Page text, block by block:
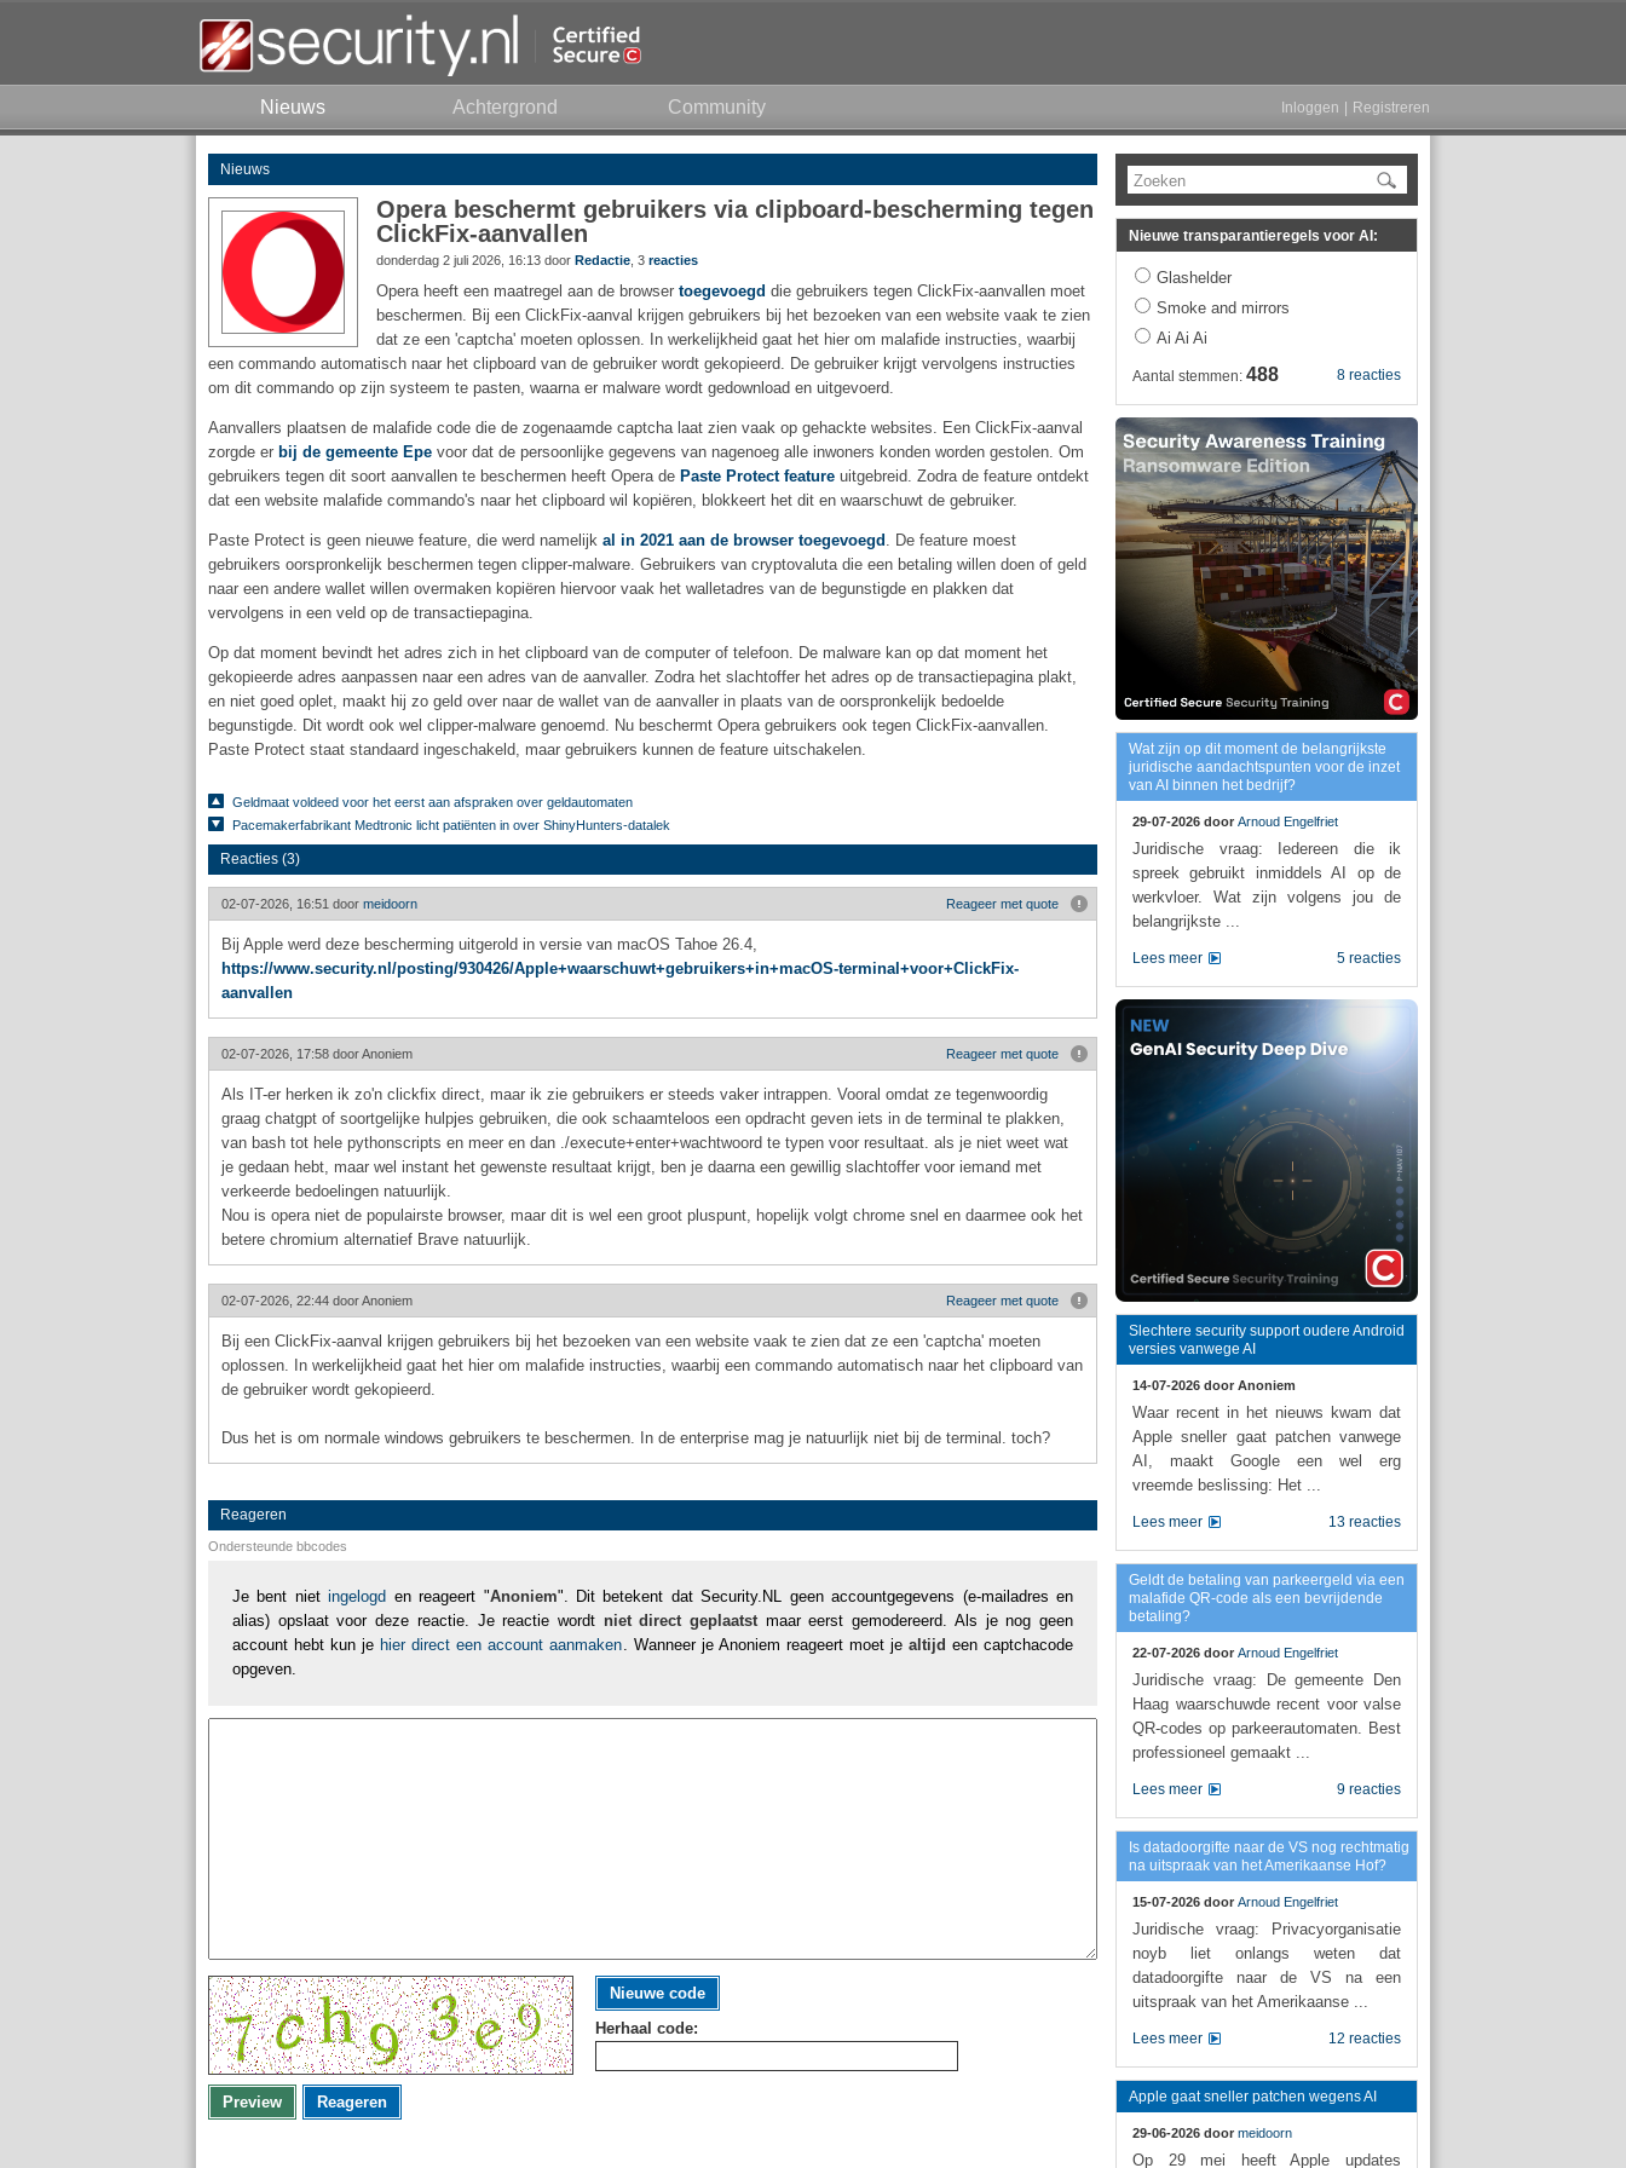
Nieuws Achtergrond Community Inloggen Registreren
Nieuws
Opera beschermt gebruikers via clipboard-bescherming tegen
ClickFix-aanvallen
donderdag 2 juli 2026, 16:13 door Redactie , 3 reacties
Opera heeft een maatregel aan de browser toegevoegd die gebruikers tegen ClickFix-aanvallen moet
beschermen. Bij een ClickFix-aanval krijgen gebruikers bij het bezoeken van een website vaak te zien
dat ze een 'captcha' moeten oplossen. In werkelijkheid gaat het hier om malafide instructies, waarbij
een commando automatisch naar het clipboard van de gebruiker wordt gekopieerd. De gebruiker krijgt vervolgens instructies
om dit commando op zijn systeem te pasten, waarna er malware wordt gedownload en uitgevoerd.
Aanvallers plaatsen de malafide code die de zogenaamde captcha laat zien vaak op gehackte websites. Een ClickFix-aanval
zorgde er bij de gemeente Epe voor dat de persoonlijke gegevens van nagenoeg alle inwoners konden worden gestolen. Om
gebruikers tegen dit soort aanvallen te beschermen heeft Opera de Paste Protect feature uitgebreid. Zodra de feature ontdekt
dat een website malafide commando's naar het clipboard wil kopiëren, blokkeert het dit en waarschuwt de gebruiker.
Paste Protect is geen nieuwe feature, die werd namelijk al in 2021 aan de browser toegevoegd . De feature moest
gebruikers oorspronkelijk beschermen tegen clipper-malware. Gebruikers van cryptovaluta die een betaling willen doen of geld
naar een andere wallet willen overmaken kopiëren hiervoor vaak het walletadres van de begunstigde en plakken dat
vervolgens in een veld op de transactiepagina.
Op dat moment bevindt het adres zich in het clipboard van de computer of telefoon. De malware kan op dat moment het
gekopieerde adres aanpassen naar een adres van de aanvaller. Zodra het slachtoffer het adres op de transactiepagina plakt,
en niet goed oplet, maakt hij zo geld over naar de wallet van de aanvaller in plaats van de oorspronkelijk bedoelde
begunstigde. Dit wordt ook wel clipper-malware genoemd. Nu beschermt Opera gebruikers ook tegen ClickFix-aanvallen.
Paste Protect staat standaard ingeschakeld, maar gebruikers kunnen de feature uitschakelen.
Geldmaat voldeed voor het eerst aan afspraken over geldautomaten
Pacemakerfabrikant Medtronic licht patiënten in over ShinyHunters-datalek
Reacties (3)
Reageer met quote
02-07-2026, 16:51 door meidoorn
Bij Apple werd deze bescherming uitgerold in versie van macOS Tahoe 26.4,
https://www.security.nl/posting/930426/Apple+waarschuwt+gebruikers+in+macOS-terminal+voor+ClickFix-
aanvallen
Reageer met quote
02-07-2026, 17:58 doorAnoniem
Als IT-er herken ik zo'n clickfix direct, maar ik zie gebruikers er steeds vaker intrappen. Vooral omdat ze tegenwoordig
graag chatgpt of soortgelijke hulpjes gebruiken, die ook schaamteloos een opdracht geven iets in de terminal te plakken,
van bash tot hele pythonscripts en meer en dan ./execute+enter+wachtwoord te typen voor resultaat. als je niet weet wat
je gedaan hebt, maar wel instant het gewenste resultaat krijgt, ben je daarna een gewillig slachtoffer voor iemand met
verkeerde bedoelingen natuurlijk.
Nou is opera niet de populairste browser, maar dit is wel een groot pluspunt, hopelijk volgt chrome snel en daarmee ook het
betere chromium alternatief Brave natuurlijk.
Reageer met quote
02-07-2026, 22:44 doorAnoniem
Bij een ClickFix-aanval krijgen gebruikers bij het bezoeken van een website vaak te zien dat ze een 'captcha' moeten
oplossen. In werkelijkheid gaat het hier om malafide instructies, waarbij een commando automatisch naar het clipboard van
de gebruiker wordt gekopieerd.
Dus het is om normale windows gebruikers te beschermen. In de enterprise mag je natuurlijk niet bij de terminal. toch?
Reageren
Ondersteunde bbcodes
Je bent nietingelogd en reageert "Anoniem". Dit betekent dat Security.NL geen accountgegevens (e-mailadres en
alias) opslaat voor deze reactie. Je reactie wordt niet direct geplaatstmaar eerst gemodereerd. Als je nog geen
account hebt kun je hier direct een account aanmaken. Wanneer je Anoniem reageert moet je altijd een captchacode
opgeven.
Nieuwe code
Herhaal code:
Preview Reageren
Zoeken
Nieuwe transparantieregels voor AI:
Glashelder
Smoke and mirrors
Ai Ai Ai
8 reacties
Aantal stemmen: 488
Wat zijn op dit moment de belangrijkste
juridische aandachtspunten voor de inzet
van AI binnen het bedrijf?
29-07-2026 door Arnoud Engelfriet
Juridische vraag: Iedereen die ik
spreek gebruikt inmiddels AI op de
werkvloer. Wat zijn volgens jou de
belangrijkste ...
5 reacties
Lees meer
Slechtere security support oudere Android
versies vanwege AI
14-07-2026 door Anoniem
Waar recent in het nieuws kwam dat
Apple sneller gaat patchen vanwege
AI, maakt Google een wel erg
vreemde beslissing: Het ...
13 reacties
Lees meer
Geldt de betaling van parkeergeld via een
malafide QR-code als een bevrijdende
betaling?
22-07-2026 door Arnoud Engelfriet
Juridische vraag: De gemeente Den
Haag waarschuwde recent voor valse
QR-codes op parkeerautomaten. Best
professioneel gemaakt ...
9 reacties
Lees meer
Is datadoorgifte naar de VS nog rechtmatig
na uitspraak van het Amerikaanse Hof?
15-07-2026 door Arnoud Engelfriet
Juridische vraag: Privacyorganisatie
noyb liet onlangs weten dat
datadoorgifte naar de VS na een
uitspraak van het Amerikaanse ...
12 reacties
Lees meer
Apple gaat sneller patchen wegens AI
29-06-2026 door meidoorn
Op 29 mei heeft Apple updates